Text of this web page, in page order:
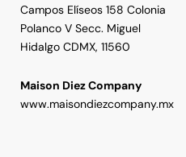
Campos Elíseos 158 Colonia
Polanco V Secc. Miguel
Hidalgo CDMX, 11560
Maison Diez Company
www.maisondiezcompany.mx